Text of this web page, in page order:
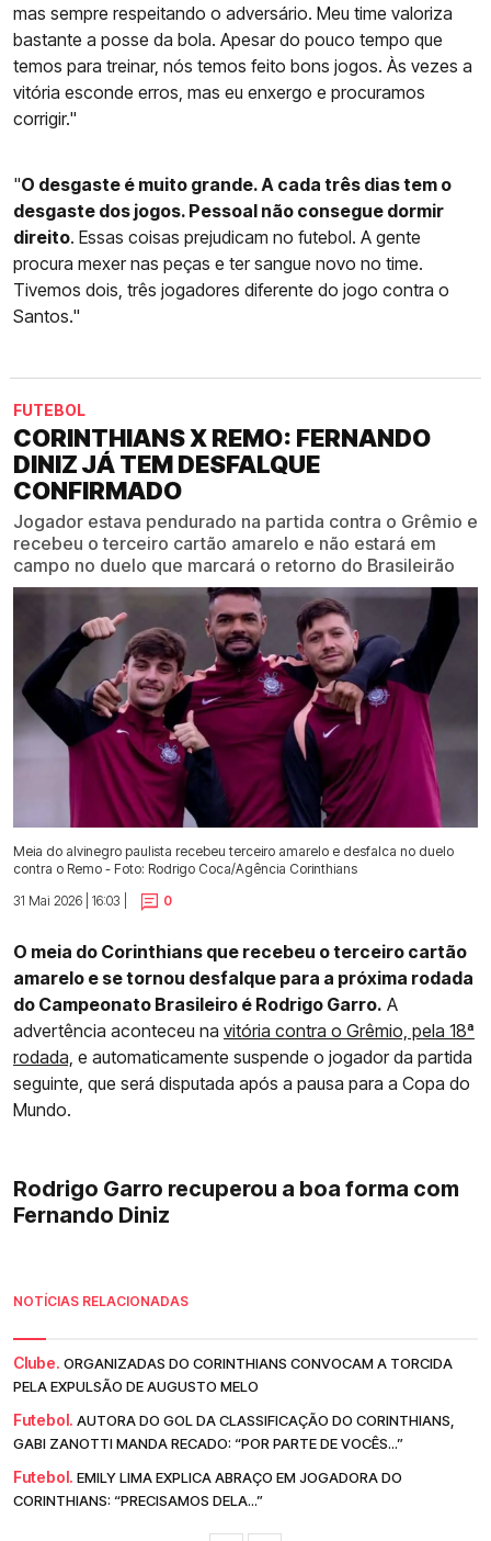
mas sempre respeitando o adversário. Meu time valoriza
bastante a posse da bola. Apesar do pouco tempo que
temos para treinar, nós temos feito bons jogos. Às vezes a
vitória esconde erros, mas eu enxergo e procuramos
corrigir."
"O desgaste é muito grande. A cada três dias tem o
desgaste dos jogos. Pessoal não consegue dormir
direito. Essas coisas prejudicam no futebol. A gente
procura mexer nas peças e ter sangue novo no time.
Tivemos dois, três jogadores diferente do jogo contra o
Santos."
FUTEBOL
CORINTHIANS X REMO: FERNANDO
DINIZ JÁ TEM DESFALQUE
CONFIRMADO
Jogador estava pendurado na partida contra o Grêmio e
recebeu o terceiro cartão amarelo e não estará em
campo no duelo que marcará o retorno do Brasileirão
Meia do alvinegro paulista recebeu terceiro amarelo e desfalca no duelo
contra o Remo - Foto: Rodrigo Coca/Agência Corinthians
31 Mai 2026 | 16:03 |
0
O meia do Corinthians que recebeu o terceiro cartão
amarelo e se tornou desfalque para a próxima rodada
do Campeonato Brasileiro é Rodrigo Garro. A
advertência aconteceu na vitória contra o Grêmio, pela 18ª
rodada, e automaticamente suspende o jogador da partida
seguinte, que será disputada após a pausa para a Copa do
Mundo.
Rodrigo Garro recuperou a boa forma com
Fernando Diniz
NOTÍCIAS RELACIONADAS
Clube. ORGANIZADAS DO CORINTHIANS CONVOCAM A TORCIDA
PELA EXPULSÃO DE AUGUSTO MELO
Futebol. AUTORA DO GOL DA CLASSIFICAÇÃO DO CORINTHIANS,
GABI ZANOTTI MANDA RECADO: “POR PARTE DE VOCÊS...”
Futebol. EMILY LIMA EXPLICA ABRAÇO EM JOGADORA DO
CORINTHIANS: “PRECISAMOS DELA...”